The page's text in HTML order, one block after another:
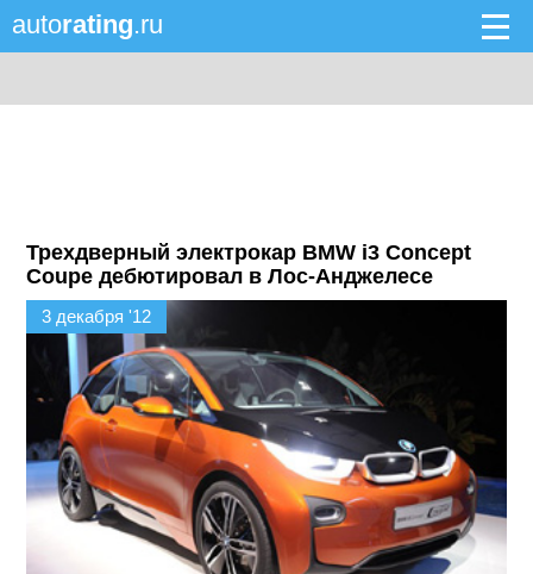
autorating.ru
Трехдверный электрокар BMW i3 Concept
Coupe дебютировал в Лос-Анджелесе
3 декабря '12